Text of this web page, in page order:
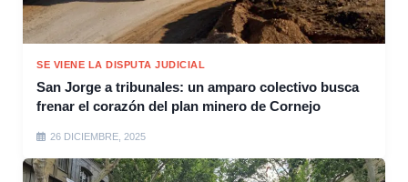
SE VIENE LA DISPUTA JUDICIAL
San Jorge a tribunales: un amparo colectivo busca
frenar el corazón del plan minero de Cornejo
26 DICIEMBRE, 2025